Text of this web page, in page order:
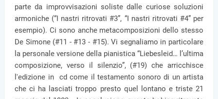
parte da improvvisazioni soliste dalle curiose soluzioni
armoniche (“I nastri ritrovati #3”, “I nastri ritrovati #4” per
esempio). Ci sono anche metacomposizioni dello stesso
De Simone (#11 - #13 - #15). Vi segnaliamo in particolare
la personale versione della pianistica “Liebesleid… l’ultima
composizione, verso il silenzio”, (#19) che arricchisce
l'edizione in cd come il testamento sonoro di un artista
che ci ha lasciati troppo presto quel lontano e triste 21